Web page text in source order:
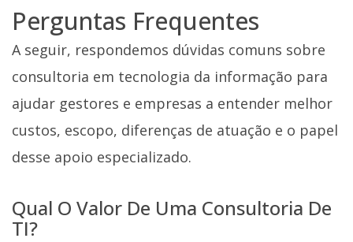
Perguntas Frequentes
A seguir, respondemos dúvidas comuns sobre
consultoria em tecnologia da informação para
ajudar gestores e empresas a entender melhor
custos, escopo, diferenças de atuação e o papel
desse apoio especializado.
Qual O Valor De Uma Consultoria De
TI?